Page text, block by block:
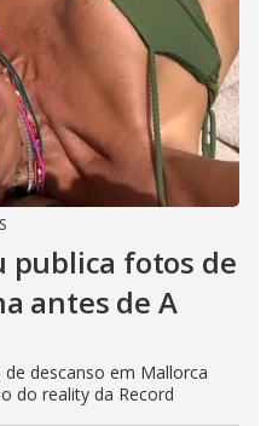
publica fotos de
antes de A
descanso em Mallorca
do reality da Record